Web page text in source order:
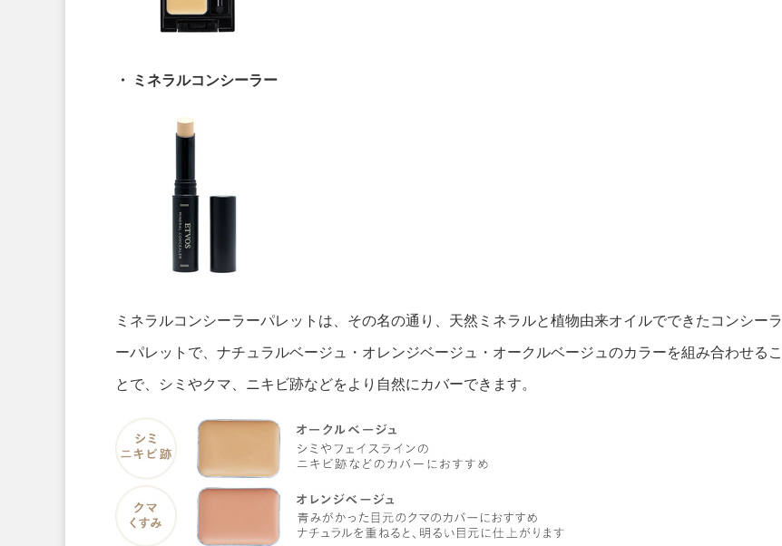
・ ミネラルコンシーラー
ミネラルコンシーラーパレットは、その名の通り、天然ミネラルと植物由来オイルでできたコンシーラ
ーパレットで、ナチュラルベージュ・オレンジベージュ・オークルベージュのカラーを組み合わせるこ
とで、シミやクマ、ニキビ跡などをより自然にカバーできます。